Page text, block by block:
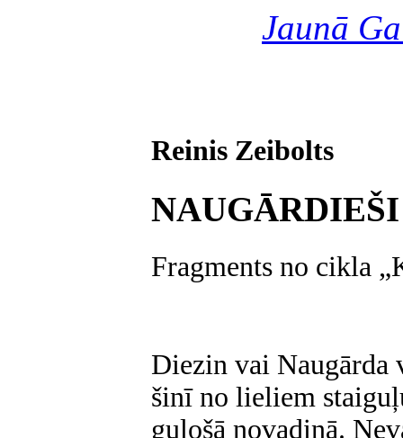
Jaunā
Reinis Zeibolts
NAUGĀRDIEŠI
Fragments no cikla
Diezin vai Naugārda
šinī no lieliem
gulošā novadiņā.